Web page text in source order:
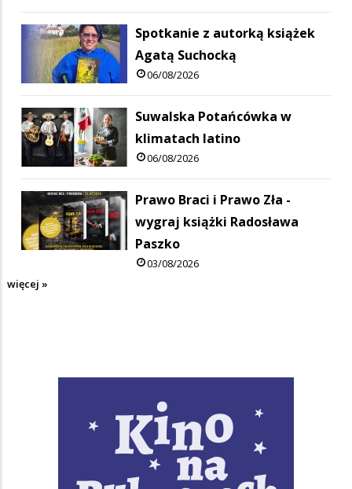
Spotkanie z autorką książek
Agatą Suchocką
06/08/2026
Suwalska Potańcówka w
klimatach latino
06/08/2026
Prawo Braci i Prawo Zła -
wygraj książki Radosława
Paszko
03/08/2026
więcej »